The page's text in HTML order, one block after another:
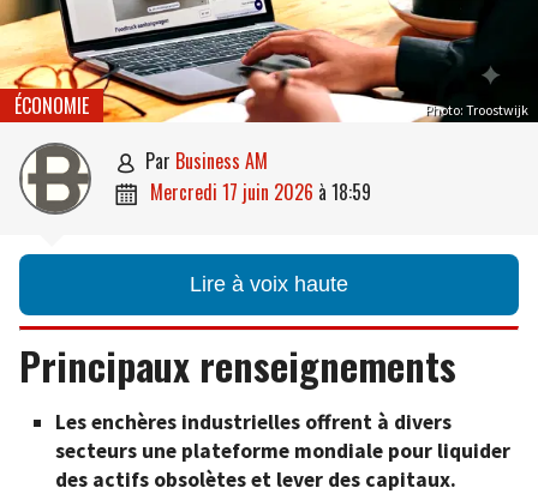
Photo: Troostwijk
ÉCONOMIE
 par Business AM
 mercredi 17 juin 2026 à 18:59
Lire à voix haute
Principaux renseignements
Les enchères industrielles offrent à divers
secteurs une plateforme mondiale pour liquider
des actifs obsolètes et lever des capitaux.